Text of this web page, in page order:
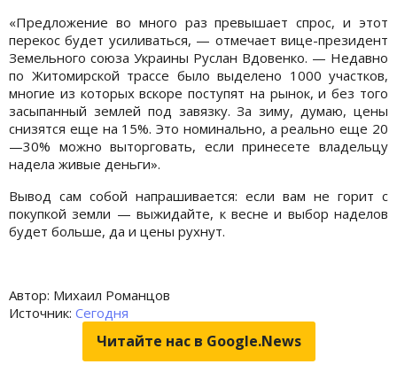
«Предложение во много раз превышает спрос, и этот
перекос будет усиливаться, — отмечает вице-президент
Земельного союза Украины Руслан Вдовенко. — Недавно
по Житомирской трассе было выделено 1000 участков,
многие из которых вскоре поступят на рынок, и без того
засыпанный землей под завязку. За зиму, думаю, цены
снизятся еще на 15%. Это номинально, а реально еще 20
—30% можно выторговать, если принесете владельцу
надела живые деньги».
Вывод сам собой напрашивается: если вам не горит с
покупкой земли — выжидайте, к весне и выбор наделов
будет больше, да и цены рухнут.
Автор: Михаил Романцов
Источник: Сегодня
Читайте нас в Google.News